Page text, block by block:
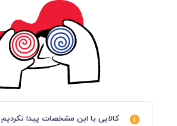
کالایی با این مشخصات پیدا نکردیم